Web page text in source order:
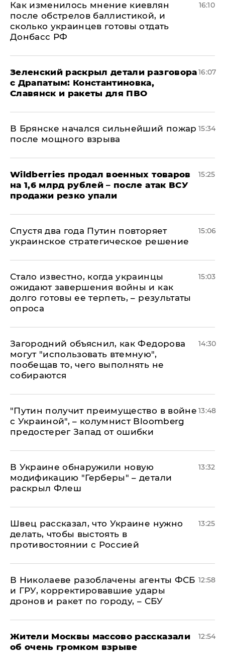
Как изменилось мнение киевлян
после обстрелов баллистикой, и
сколько украинцев готовы отдать
Донбасс РФ
16:10
​Зеленский раскрыл детали разговора
с Драпатым: Константиновка,
Славянск и ракеты для ПВО
16:07
В Брянске начался сильнейший пожар
после мощного взрыва
15:34
​Wildberries продал военных товаров
на 1,6 млрд рублей – после атак ВСУ
продажи резко упали
15:25
Спустя два года Путин повторяет
украинское стратегическое решение
15:06
Стало известно, когда украинцы
ожидают завершения войны и как
долго готовы ее терпеть, – результаты
опроса
15:03
Загородний объяснил, как Федорова
могут "использовать втемную",
пообещав то, чего выполнять не
собираются
14:30
"Путин получит преимущество в войне
с Украиной", – колумнист Bloomberg
предостерег Запад от ошибки
13:48
В Украине обнаружили новую
модификацию "Герберы" – детали
раскрыл Флеш
13:32
Швец рассказал, что Украине нужно
делать, чтобы выстоять в
противостоянии с Россией
13:25
В Николаеве разоблачены агенты ФСБ
и ГРУ, корректировавшие удары
дронов и ракет по городу, – СБУ
12:58
Жители Москвы массово рассказали
об очень громком взрыве
12:54